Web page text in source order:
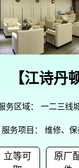
脱落怎么修复
大揭秘
【江诗丹
务区域： 一二三线
服务项目： 维修、保
立等可
原厂